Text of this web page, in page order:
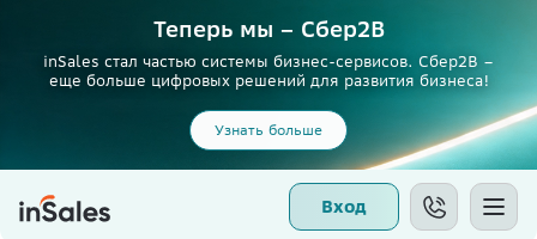
Теперь мы – Сбер2B
inSales стал частью системы бизнес-сервисов. Сбер2В –
еще больше цифровых решений для развития бизнеса!
Узнать больше
Вход